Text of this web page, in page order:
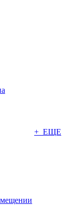
+ ЕЩЕ